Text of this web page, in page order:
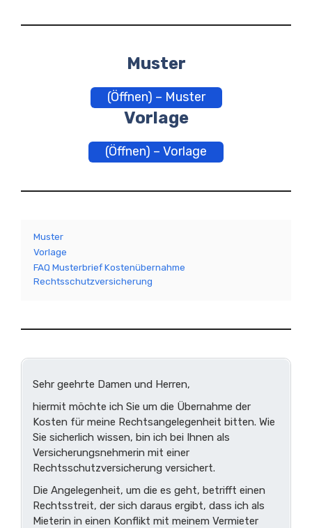
Muster
(Öffnen) – Muster
Vorlage
(Öffnen) – Vorlage
Muster
Vorlage
FAQ Musterbrief Kostenübernahme
Rechtsschutzversicherung
Sehr geehrte Damen und Herren,
hiermit möchte ich Sie um die Übernahme der
Kosten für meine Rechtsangelegenheit bitten. Wie
Sie sicherlich wissen, bin ich bei Ihnen als
Versicherungsnehmerin mit einer
Rechtsschutzversicherung versichert.
Die Angelegenheit, um die es geht, betrifft einen
Rechtsstreit, der sich daraus ergibt, dass ich als
Mieterin in einen Konflikt mit meinem Vermieter